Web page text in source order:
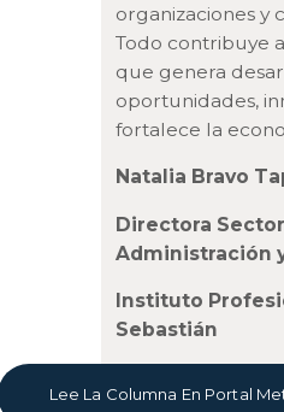
organizaciones y
Todo contribuye
que genera
oportunidades,
fortalece la
Natalia Bravo
Directora
Administración
Instituto
Sebastián
Lee La Columna En Portal